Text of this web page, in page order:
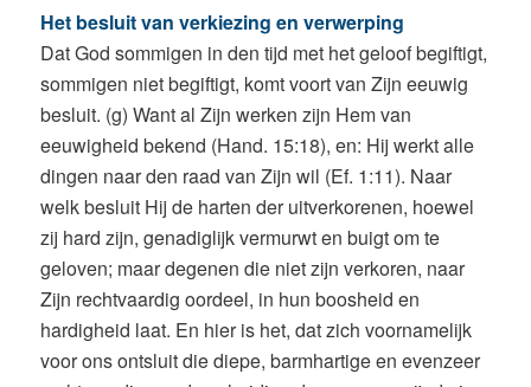
Het besluit van verkiezing en verwerping
Dat God sommigen in den tijd met het geloof begiftigt,
sommigen niet begiftigt, komt voort van Zijn eeuwig
besluit. (g) Want al Zijn werken zijn Hem van
eeuwigheid bekend (Hand. 15:18), en: Hij werkt alle
dingen naar den raad van Zijn wil (Ef. 1:11). Naar
welk besluit Hij de harten der uitverkorenen, hoewel
zij hard zijn, genadiglijk vermurwt en buigt om te
geloven; maar degenen die niet zijn verkoren, naar
Zijn rechtvaardig oordeel, in hun boosheid en
hardigheid laat. En hier is het, dat zich voornamelijk
voor ons ontsluit die diepe, barmhartige en evenzeer